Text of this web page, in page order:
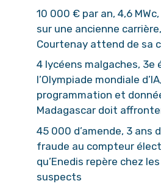
10 000 € par an, 4,6
sur une ancienne
Courtenay attend de sa
4 lycéens malgaches, 3e
l’Olympiade mondiale d’IA,
programmation et
Madagascar doit
45 000 d’amende, 3 ans
fraude au compteur
qu’Enedis repère chez
suspects